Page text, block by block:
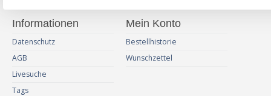
Informationen
Datenschutz
AGB
Livesuche
Tags
Mein Konto
Bestellhistorie
Wunschzettel